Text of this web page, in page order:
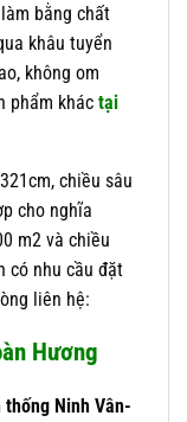
bằng chất
khâu tuyển
không om
phẩm khác tại
chiều sâu
cho nghĩa
m2 và chiều
có nhu cầu đặt
liên hệ:
Hương
Ninh Vân-